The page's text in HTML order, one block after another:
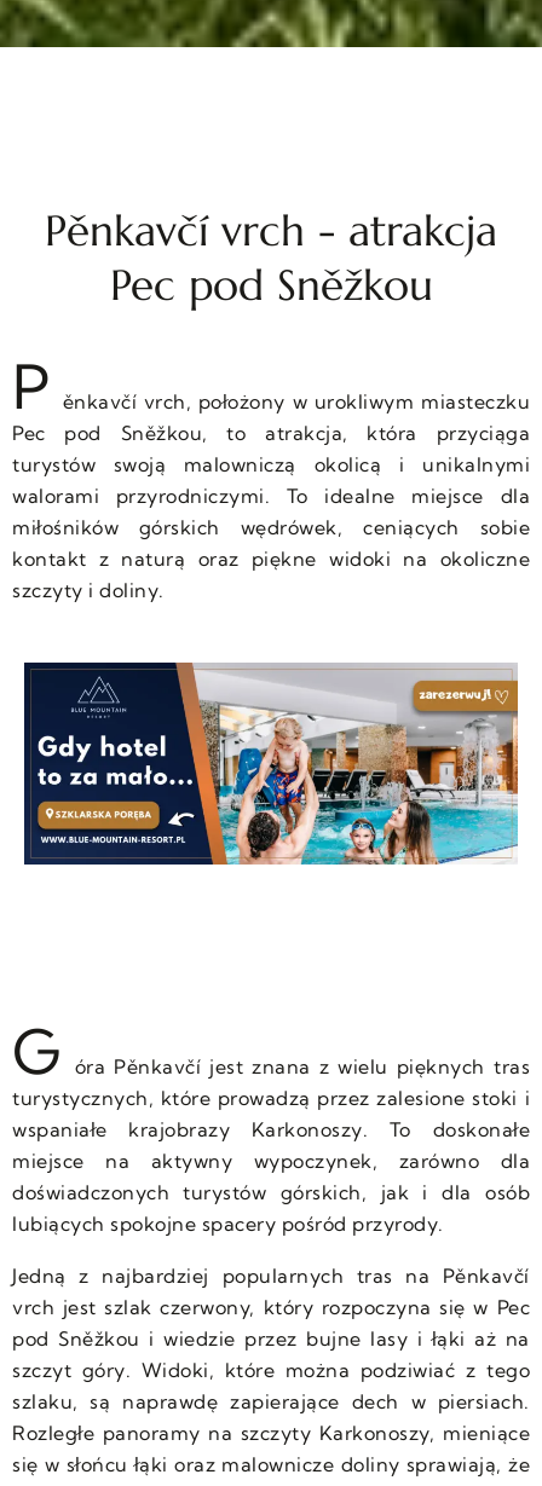
Pěnkavčí vrch - atrakcja
Pec pod Sněžkou
P ěnkavčí vrch, położony w urokliwym miasteczku
Pec pod Sněžkou, to atrakcja, która przyciąga
turystów swoją malowniczą okolicą i unikalnymi
walorami przyrodniczymi. To idealne miejsce dla
miłośników górskich wędrówek, ceniących sobie
kontakt z naturą oraz piękne widoki na okoliczne
szczyty i doliny.
G
óra Pěnkavčí jest znana z wielu pięknych tras
turystycznych, które prowadzą przez zalesione stoki i
wspaniałe krajobrazy Karkonoszy. To doskonałe
miejsce na aktywny wypoczynek, zarówno dla
doświadczonych turystów górskich, jak i dla osób
lubiących spokojne spacery pośród przyrody.
Jedną z najbardziej popularnych tras na Pěnkavčí
vrch jest szlak czerwony, który rozpoczyna się w Pec
pod Sněžkou i wiedzie przez bujne lasy i łąki aż na
szczyt góry. Widoki, które można podziwiać z tego
szlaku, są naprawdę zapierające dech w piersiach.
Rozległe panoramy na szczyty Karkonoszy, mieniące
się w słońcu łąki oraz malownicze doliny sprawiają, że